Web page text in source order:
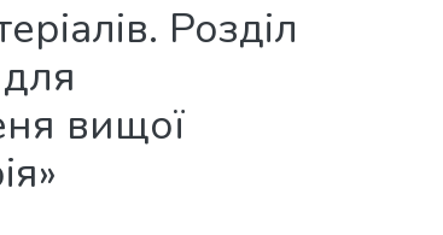
Розділ
вищої